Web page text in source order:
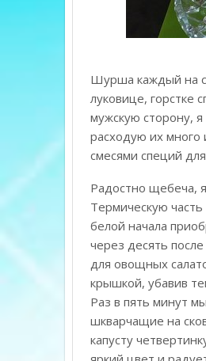
Шурша каждый на
луковице, горстке
мужскую сторону,
расходую их много
смесями специй
Радостно щебеча,
Термическую
белой начала
через десять
для овощных
крышкой, убавив
Раз в пять минут
шкварчащие на
капусту